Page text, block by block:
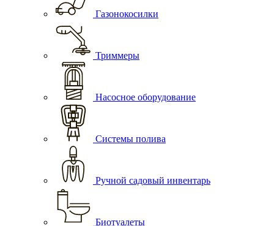
Газонокосилки
Триммеры
Насосное оборудование
Системы полива
Ручной садовый инвентарь
Биотуалеты